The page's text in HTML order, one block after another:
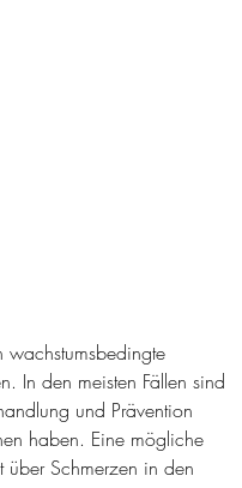
In den meisten Fällen sind
und Prävention
haben. Eine mögliche
über Schmerzen in den